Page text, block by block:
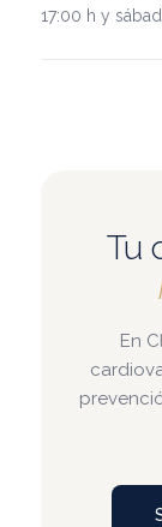
17:00 h y
Tu
En